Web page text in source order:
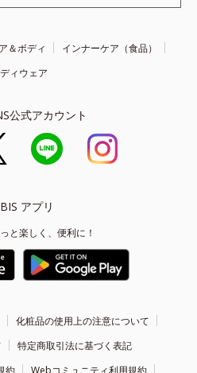
＆ボディ
インナーケア（食品）
ィウェア
公式アカウント
アプリ
と楽しく、便利に！
化粧品の使用上の注意について
特定商取引法に基づく表記
約
Webコミュニティ利用規約